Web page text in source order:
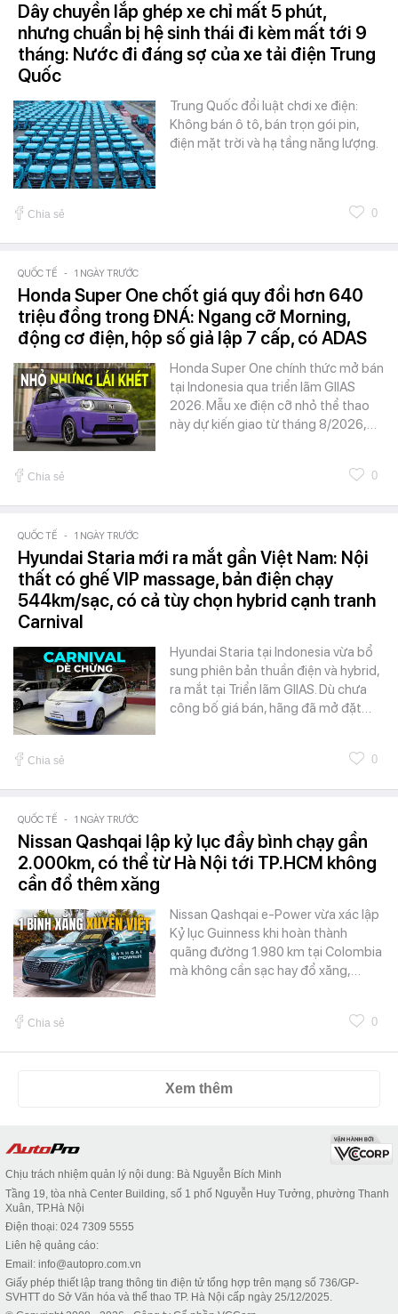
Dây chuyền lắp ghép xe chỉ mất 5 phút,
nhưng chuẩn bị hệ sinh thái đi kèm mất tới 9
tháng: Nước đi đáng sợ của xe tải điện Trung
Quốc
Trung Quốc đổi luật chơi xe điện:
Không bán ô tô, bán trọn gói pin,
điện mặt trời và hạ tầng năng lượng.
Chia sẻ 0
QUỐC TẾ - 1 NGÀY TRƯỚC
Honda Super One chốt giá quy đổi hơn 640
triệu đồng trong ĐNÁ: Ngang cỡ Morning,
động cơ điện, hộp số giả lập 7 cấp, có ADAS
Honda Super One chính thức mở bán
tại Indonesia qua triển lãm GIIAS
2026. Mẫu xe điện cỡ nhỏ thể thao
này dự kiến giao từ tháng 8/2026,…
Chia sẻ 0
QUỐC TẾ - 1 NGÀY TRƯỚC
Hyundai Staria mới ra mắt gần Việt Nam: Nội
thất có ghế VIP massage, bản điện chạy
544km/sạc, có cả tùy chọn hybrid cạnh tranh
Carnival
Hyundai Staria tại Indonesia vừa bổ
sung phiên bản thuần điện và hybrid,
ra mắt tại Triển lãm GIIAS. Dù chưa
công bố giá bán, hãng đã mở đặt…
Chia sẻ 0
QUỐC TẾ - 1 NGÀY TRƯỚC
Nissan Qashqai lập kỷ lục đầy bình chạy gần
2.000km, có thể từ Hà Nội tới TP.HCM không
cần đổ thêm xăng
Nissan Qashqai e-Power vừa xác lập
Kỷ lục Guinness khi hoàn thành
quãng đường 1.980 km tại Colombia
mà không cần sạc hay đổ xăng,…
Chia sẻ 0
Xem thêm
Chịu trách nhiệm quản lý nội dung: Bà Nguyễn Bích Minh
Tầng 19, tòa nhà Center Building, số 1 phố Nguyễn Huy Tưởng, phường Thanh
Xuân, TP.Hà Nội
Điện thoại: 024 7309 5555
Liên hệ quảng cáo:
Email: info@autopro.com.vn
Giấy phép thiết lập trang thông tin điện tử tổng hợp trên mạng số 736/GP-
SVHTT do Sở Văn hóa và thể thao TP. Hà Nội cấp ngày 25/12/2025.